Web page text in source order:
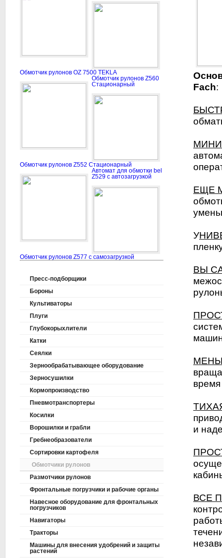
Fach:
ЕЩЕ
У
ВЫ
и
ВСЕ
Обмотчик рулонов OZ 7500 TEKLA
Обмотчик рулонов Z560
Стационарный
Обмотчик рулонов Z552 Стационарный
Автомат для обмотки bel
Z529 с автозагрузкой
Обмотчик рулонов Z577 с самозагрузкой
Пресс-подборщики
Бороны
Культиваторы
Плуги
Глубокорыхлители
Катки
Сеялки
Зернообрабатывающее оборудование
Зерносушилки
Кормопроизводство
Пневмотранспортеры
Косилки
Ворошилки и грабли
Гребнеобразователи
Сортировки картофеля
Обмотчики рулонов
Размотчики рулонов
Фронтальные погрузчики и рабочие органы
Навесное оборудование для фронтальных
погрузчиков
Навигаторы
Тракторы
Машины для внесения удобрений и защиты
растений